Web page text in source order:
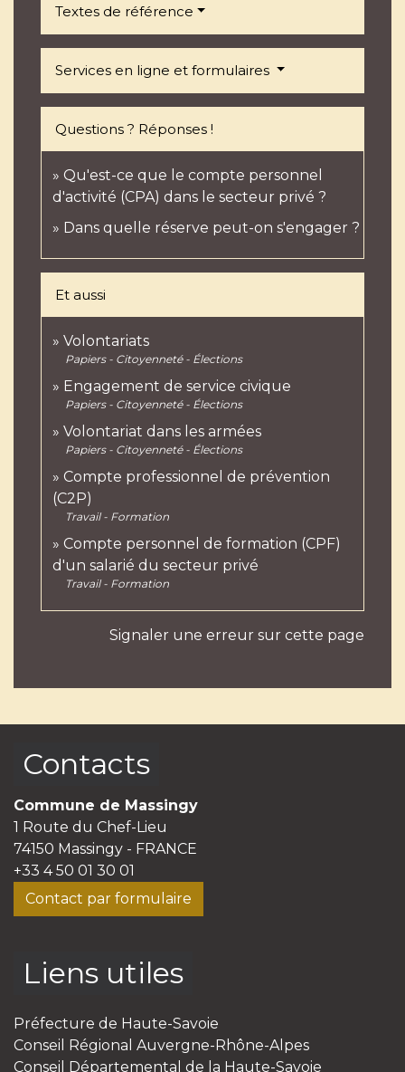
Textes de référence
Services en ligne et formulaires
Questions ? Réponses !
Qu'est-ce que le compte personnel
d'activité (CPA) dans le secteur privé ?
Dans quelle réserve peut-on s'engager ?
Et aussi
Volontariats
Papiers - Citoyenneté - Élections
Engagement de service civique
Papiers - Citoyenneté - Élections
Volontariat dans les armées
Papiers - Citoyenneté - Élections
Compte professionnel de prévention
(C2P)
Travail - Formation
Compte personnel de formation (CPF)
d'un salarié du secteur privé
Travail - Formation
Signaler une erreur sur cette page
Contacts
Commune de Massingy
1 Route du Chef-Lieu
74150 Massingy - FRANCE
+33 4 50 01 30 01
Contact par formulaire
Liens utiles
Préfecture de Haute-Savoie
Conseil Régional Auvergne-Rhône-Alpes
Conseil Départemental de la Haute-Savoie